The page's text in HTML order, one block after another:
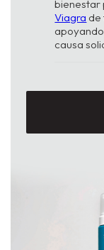
bienestar
Viagra de
causa